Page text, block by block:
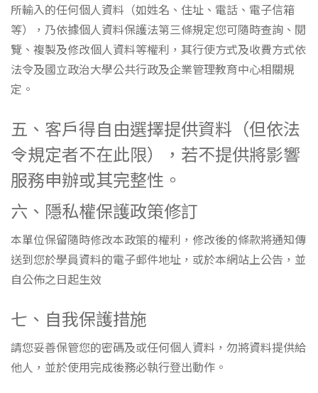
所輸入的任何個人資料（如姓名、住址、電話、電子信箱
等），乃依據個人資料保護法第三條規定您可隨時查詢、閱
覽、複製及修改個人資料等權利，其行使方式及收費方式依
法令及國立政治大學公共行政及企業管理教育中心相關規
定。
五、客戶得自由選擇提供資料（但依法
令規定者不在此限），若不提供將影響
服務申辦或其完整性。
六、隱私權保護政策修訂
本單位保留隨時修改本政策的權利，修改後的條款將通知傳
送到您於學員資料的電子郵件地址，或於本網站上公告，並
自公佈之日起生效
七、自我保護措施
請您妥善保管您的密碼及或任何個人資料，勿將資料提供給
他人，並於使用完成後務必執行登出動作。